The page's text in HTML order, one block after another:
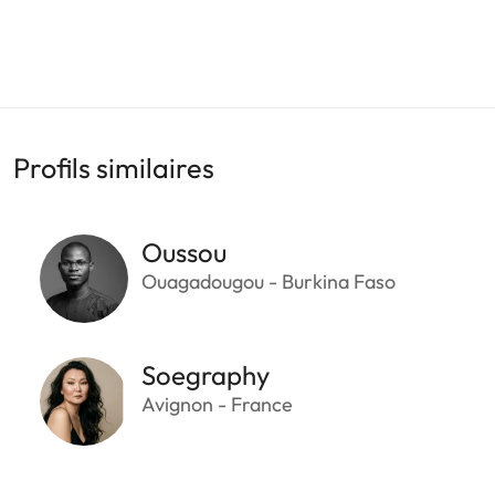
Profils similaires
Oussou
Ouagadougou - Burkina Faso
Soegraphy
Avignon - France